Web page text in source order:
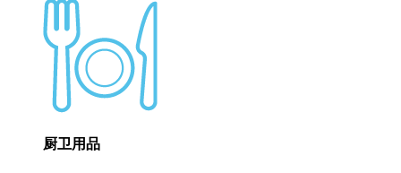
厨卫用品